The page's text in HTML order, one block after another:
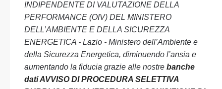
INDIPENDENTE DI VALUTAZIONE DELLA
PERFORMANCE (OIV) DEL MINISTERO
DELL’AMBIENTE E DELLA SICUREZZA
ENERGETICA - Lazio - Ministero dell’Ambiente e
della Sicurezza Energetica, diminuendo l’ansia e
aumentando la fiducia grazie alle nostre banche
dati AVVISO DI PROCEDURA SELETTIVA